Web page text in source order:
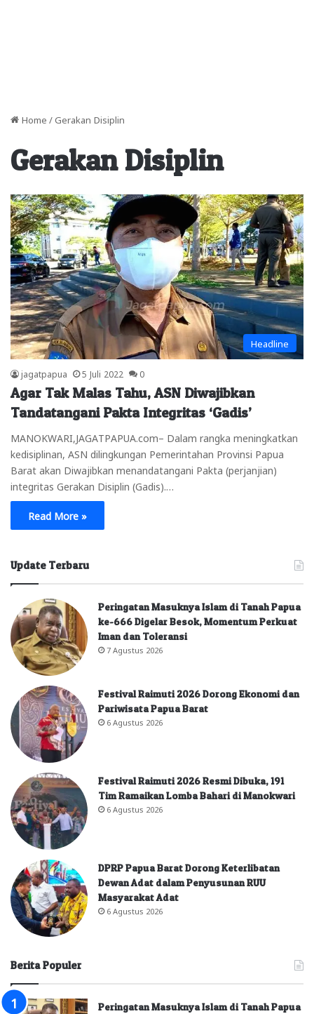
Home / Gerakan Disiplin
Gerakan Disiplin
Headline
jagatpapua 5 Juli 2022 0
Agar Tak Malas Tahu, ASN Diwajibkan
Tandatangani Pakta Integritas ‘Gadis’
MANOKWARI,JAGATPAPUA.com– Dalam rangka meningkatkan
kedisiplinan, ASN dilingkungan Pemerintahan Provinsi Papua
Barat akan Diwajibkan menandatangani Pakta (perjanjian)
integritas Gerakan Disiplin (Gadis).…
Read More »
Update Terbaru
Peringatan Masuknya Islam di Tanah Papua
ke-666 Digelar Besok, Momentum Perkuat
Iman dan Toleransi
7 Agustus 2026
Festival Raimuti 2026 Dorong Ekonomi dan
Pariwisata Papua Barat
6 Agustus 2026
Festival Raimuti 2026 Resmi Dibuka, 191
Tim Ramaikan Lomba Bahari di Manokwari
6 Agustus 2026
DPRP Papua Barat Dorong Keterlibatan
Dewan Adat dalam Penyusunan RUU
Masyarakat Adat
6 Agustus 2026
Berita Populer
Peringatan Masuknya Islam di Tanah Papua